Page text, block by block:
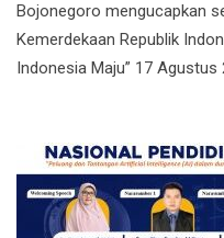
Bojonegoro mengucapkan
Kemerdekaan Republik
Indonesia Maju” 17 Agustus